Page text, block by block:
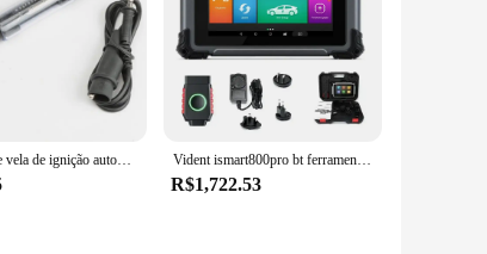
Testador de vela de ignição automática, diagnóstico automotivo, sistemas de ignição, testador ajustável, medidor de fogo, ferramentas de diagnóstico de carro Vident ismart800pro bt ferramentas de diagnóstico do carro obd2 scanner bluetooth 40 função reinicialização programador chave teste ativo com pode fd & doip
R$1,722.53